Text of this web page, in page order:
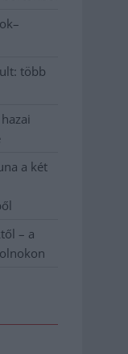
több
a két
– a